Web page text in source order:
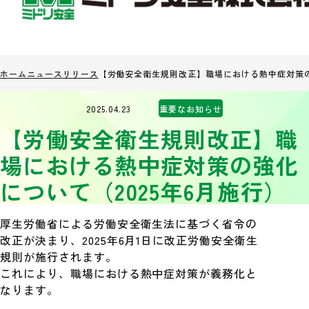
ホームニュースリリース 【労働安全衛生規則改正】職場における熱中症対
2025.04.23 重要なお知らせ
【労働安全衛生規則改正】職
場における熱中症対策の強化
について（2025年6月施行）
厚生労働省による労働安全衛生法に基づく省令の
改正が決まり、2025年6月1日に改正労働安全衛生
規則が施行されます。
これにより、職場における熱中症対策が義務化と
なります。